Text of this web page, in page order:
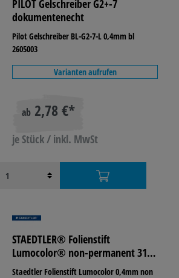
PILOT Gelschreiber G2+-7
dokumentenecht
Pilot Gelschreiber BL-G2-7-L 0,4mm bl
2605003
Varianten aufrufen
ab 2,78 €*
je Stück / inkl. MwSt
STAEDTLER® Folienstift
Lumocolor® non-permanent 311
lichtbeständig
Staedtler Folienstift Lumocolor 0,4mm non